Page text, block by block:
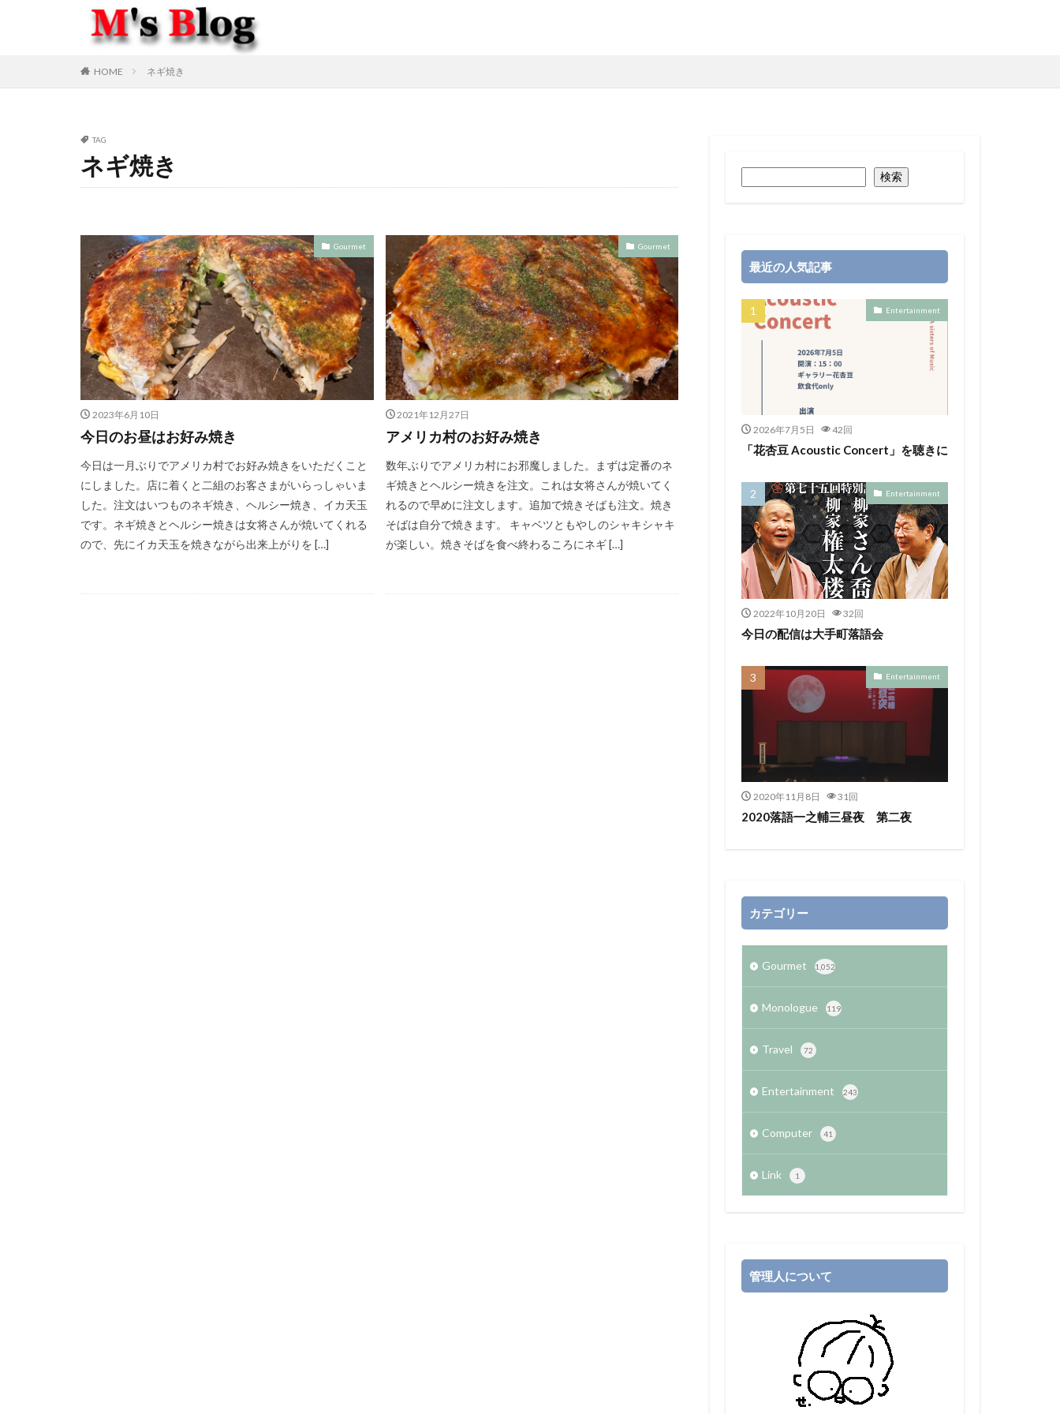
HOME ネギ焼き
TAG
ネギ焼き
Gourmet
2023年6月10日
今日のお昼はお好み焼き
今日は一月ぶりでアメリカ村でお好み焼きをいただくこと
にしました。店に着くと二組のお客さまがいらっしゃいま
した。注文はいつものネギ焼き、ヘルシー焼き、イカ天玉
です。ネギ焼きとヘルシー焼きは女将さんが焼いてくれる
ので、先にイカ天玉を焼きながら出来上がりを […]
Gourmet
2021年12月27日
アメリカ村のお好み焼き
数年ぶりでアメリカ村にお邪魔しました。まずは定番のネ
ギ焼きとヘルシー焼きを注文。これは女将さんが焼いてく
れるので早めに注文します。追加で焼きそばも注文。焼き
そばは自分で焼きます。 キャベツともやしのシャキシャキ
が楽しい。焼きそばを食べ終わるころにネギ […]
検索
最近の人気記事
Entertainment
2026年7月5日 42回
「花杏豆 Acoustic Concert」を聴きに
Entertainment
2022年10月20日 32回
今日の配信は大手町落語会
Entertainment
2020年11月8日 31回
2020落語一之輔三昼夜 第二夜
カテゴリー
Gourmet 1,052
Monologue 119
Travel 72
Entertainment 243
Computer 41
Link 1
管理人について